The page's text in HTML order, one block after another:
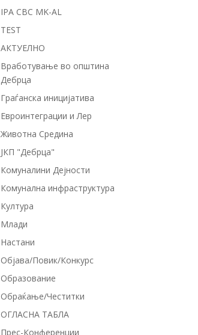
IPA CBC MK-AL
TEST
АКТУЕЛНО
Вработување во општина
Дебрца
Граѓанска иницијатива
Евроинтеграции и Лер
Животна Средина
ЈКП "Дебрца"
Комуналини Дејности
Комунална инфраструктура
Култура
Млади
Настани
Објава/Повик/Конкурс
Образование
Обраќање/Честитки
ОГЛАСНА ТАБЛА
Прес-Конференции